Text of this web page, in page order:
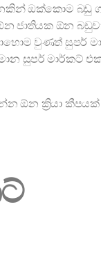
ඔක්කොම බඩු
ජාතියක ඕන
වුණත් සුපර්
සුපර් මාර්කට්
ඕන ක්‍රියා